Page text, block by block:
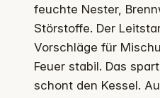
feuchte Nester,
Störstoffe. Der
Vorschläge für
Feuer stabil. Das
schont den Kessel.